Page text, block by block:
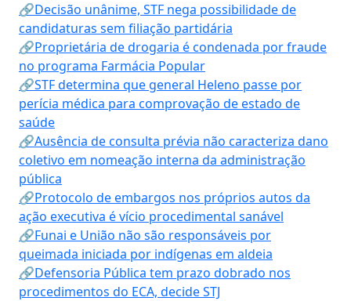
🔗Decisão unânime, STF nega possibilidade de
candidaturas sem filiação partidária
🔗Proprietária de drogaria é condenada por fraude
no programa Farmácia Popular
🔗STF determina que general Heleno passe por
perícia médica para comprovação de estado de
saúde
🔗Ausência de consulta prévia não caracteriza dano
coletivo em nomeação interna da administração
pública
🔗Protocolo de embargos nos próprios autos da
ação executiva é vício procedimental sanável
🔗Funai e União não são responsáveis por
queimada iniciada por indígenas em aldeia
🔗Defensoria Pública tem prazo dobrado nos
procedimentos do ECA, decide STJ